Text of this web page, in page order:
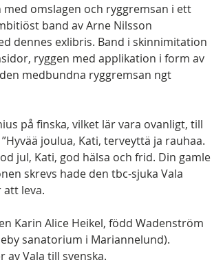
omslagen och ryggremsan i ett
band av Arne Nilsson
dennes exlibris. Band i skinnimitation
ryggen med applikation i form av
medbundna ryggremsan ngt
på finska, vilket lär vara ovanligt, till
joulua, Kati, terveyttä ja rauhaa.
jul, Kati, god hälsa och frid. Din gamle
skrevs hade den tbc-sjuka Vala
att leva.
Karin Alice Heikel, född Wadenström
sanatorium i Mariannelund).
Vala till svenska.